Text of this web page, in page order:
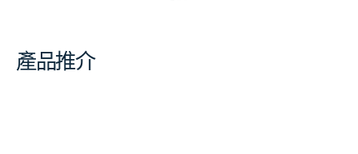
產品推介